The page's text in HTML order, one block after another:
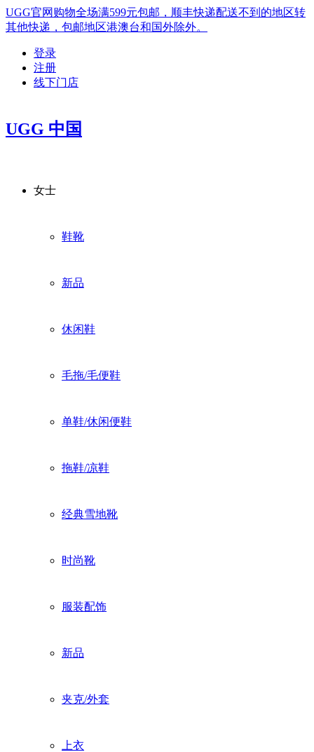
UGG官网购物全场满599元包邮，顺丰快递配送不到的地区转
其他快递，包邮地区港澳台和国外除外。
登录
注册
线下门店
UGG 中国
女士
鞋靴
新品
休闲鞋
毛拖/毛便鞋
单鞋/休闲便鞋
拖鞋/凉鞋
经典雪地靴
时尚靴
服装配饰
新品
夹克/外套
上衣